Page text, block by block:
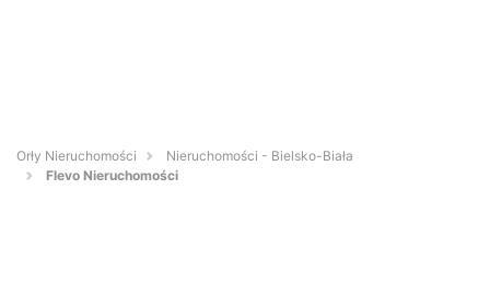
Orły Nieruchomości
Nieruchomości - Bielsko-Biała
Flevo Nieruchomości